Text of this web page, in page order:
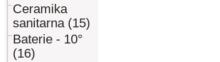
Ceramika
sanitarna (15)
Baterie - 10°
(16)